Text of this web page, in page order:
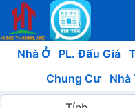
Nhà Ở PL. Đấu Giá
Chung Cư
Nhà